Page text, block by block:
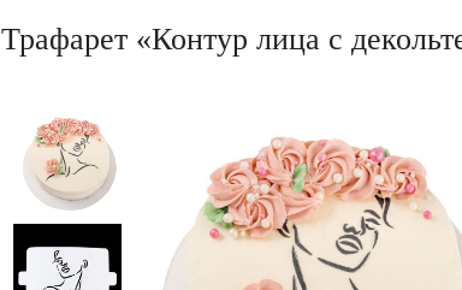
Трафарет «Контур лица с